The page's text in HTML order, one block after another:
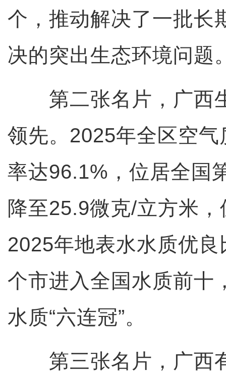
个，推动解决了一批长
决的突出生态环境问题
第二张名片，广西
领先。2025年全区空
率达96.1%，位居全国
降至25.9微克/立方米
2025年地表水水质优
个市进入全国水质前十
水质“六连冠”。
第三张名片，广西有